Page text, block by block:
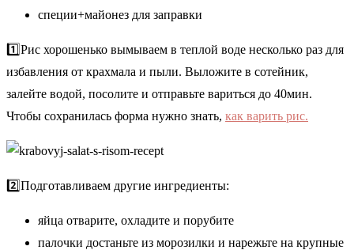
специи+майонез для заправки
1️⃣Рис хорошенько вымываем в теплой воде несколько раз для
избавления от крахмала и пыли. Выложите в сотейник,
залейте водой, посолите и отправьте вариться до 40мин.
Чтобы сохранилась форма нужно знать, как варить рис.
2️⃣Подготавливаем другие ингредиенты:
яйца отварите, охладите и порубите
палочки достаньте из морозилки и нарежьте на крупные